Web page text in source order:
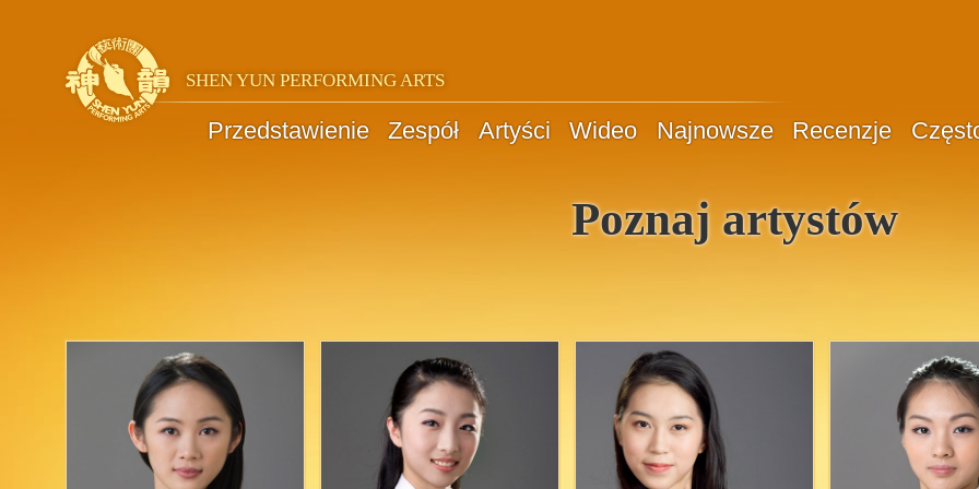
SHEN YUN PERFORMING ARTS
Przedstawienie Zespół Artyści Wideo Najnowsze Recenzje
Poznaj artystów